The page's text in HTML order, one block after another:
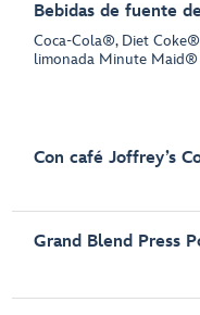
Bebidas de fuente
Coca-Cola®, Diet
limonada Minute Maid®
Con café Joffrey’s
Grand Blend Press